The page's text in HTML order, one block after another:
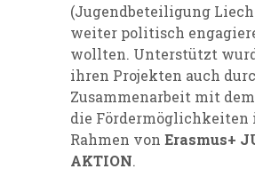
(Jugendbeteiligung
weiter politisch
wollten. Unterstützt
ihren Projekten auch
Zusammenarbeit mit
die Fördermöglichkeiten
Rahmen von Erasmus+
AKTION.